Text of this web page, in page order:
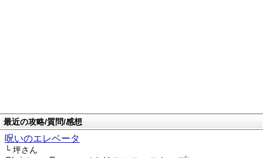
最近の攻略/質問/感想
呪いのエレベータ
└ 坪さん